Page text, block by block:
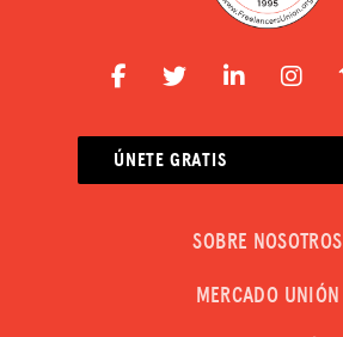
ÚNETE GRATIS
SOBRE NOSOTROS
MERCADO UNIÓN